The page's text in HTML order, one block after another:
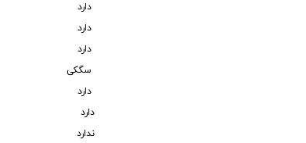
دارد
دارد
دارد
سگکی
دارد
دارد
ندارد